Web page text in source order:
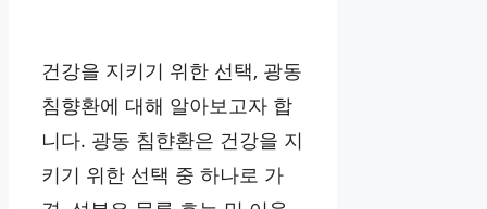
건강을 지키기 위한 선택, 광동
침향환에 대해 알아보고자 합
니다. 광동 침햔환은 건강을 지
키기 위한 선택 중 하나로 가